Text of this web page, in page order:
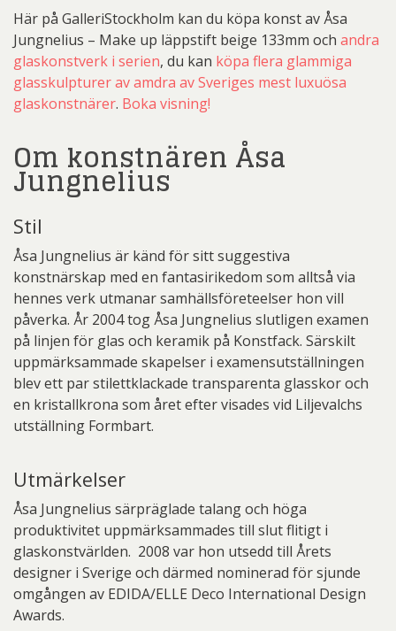
Här på GalleriStockholm kan du köpa konst av Åsa
Jungnelius – Make up läppstift beige 133mm och andra
glaskonstverk i serien, du kan köpa flera glammiga
glasskulpturer av amdra av Sveriges mest luxuösa
glaskonstnärer. Boka visning!
Om konstnären Åsa
Jungnelius
Stil
Åsa Jungnelius är känd för sitt suggestiva
konstnärskap med en fantasirikedom som alltså via
hennes verk utmanar samhällsföreteelser hon vill
påverka. År 2004 tog Åsa Jungnelius slutligen examen
på linjen för glas och keramik på Konstfack. Särskilt
uppmärksammade skapelser i examensutställningen
blev ett par stilettklackade transparenta glasskor och
en kristallkrona som året efter visades vid Liljevalchs
utställning Formbart.
Utmärkelser
Åsa Jungnelius särpräglade talang och höga
produktivitet uppmärksammades till slut flitigt i
glaskonstvärlden. 2008 var hon utsedd till Årets
designer i Sverige och därmed nominerad för sjunde
omgången av EDIDA/ELLE Deco International Design
Awards.